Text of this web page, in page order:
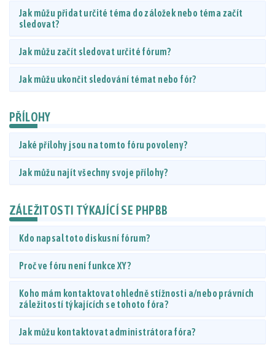
Jak můžu přidat určité téma do záložek nebo téma začít
sledovat?
Jak můžu začít sledovat určité fórum?
Jak můžu ukončit sledování témat nebo fór?
PŘÍLOHY
Jaké přílohy jsou na tomto fóru povoleny?
Jak můžu najít všechny svoje přílohy?
ZÁLEŽITOSTI TÝKAJÍCÍ SE PHPBB
Kdo napsal toto diskusní fórum?
Proč ve fóru není funkce XY?
Koho mám kontaktovat ohledně stížnosti a/nebo právních
záležitostí týkajících se tohoto fóra?
Jak můžu kontaktovat administrátora fóra?